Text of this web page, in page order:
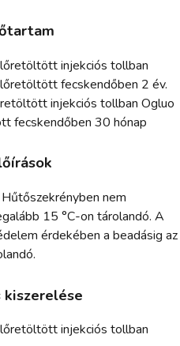
injekciós tollban
fecskendőben 2 év.
injekciós tollban Ogluo
fecskendőben 30 hónap
nem
15 °C-on tárolandó. A
érdekében a beadásig az
kiszerelése
injekciós tollban